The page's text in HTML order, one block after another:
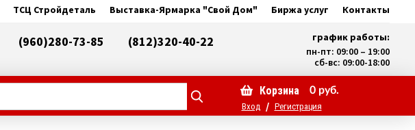
ТСЦ Стройдеталь Выставка-Ярмарка "Свой Дом" Биржа услуг Контакты
(960)280-73-85 (812)320-40-22
график работы:
пн-пт: 09:00 – 19:00
сб-вс: 09:00-18:00
Корзина 0руб.
Вход / Регистрация